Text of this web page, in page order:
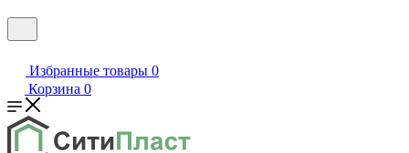
Избранные товары 0
Корзина 0